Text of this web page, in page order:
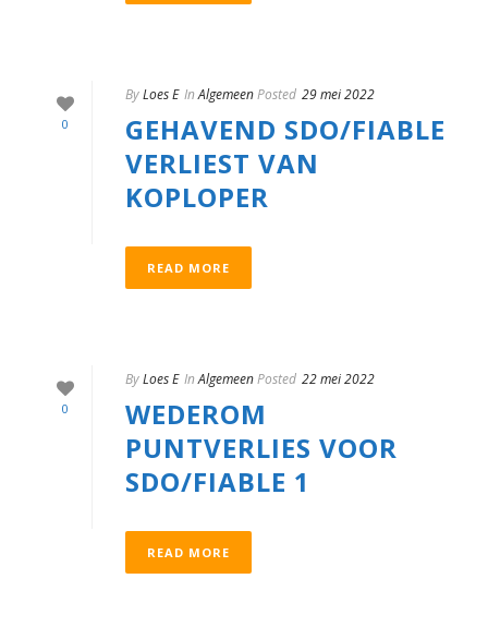
0
ByLoes E InAlgemeenPosted 29 mei 2022
GEHAVEND SDO/FIABLE
VERLIEST VAN
KOPLOPER
READ MORE
0
ByLoes E InAlgemeenPosted 22 mei 2022
WEDEROM
PUNTVERLIES VOOR
SDO/FIABLE 1
READ MORE